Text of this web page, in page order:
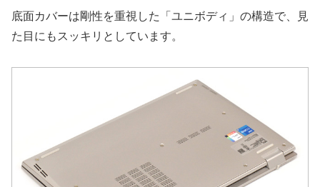
底面カバーは剛性を重視した「ユニボディ」の構造で、見
た目にもスッキリとしています。